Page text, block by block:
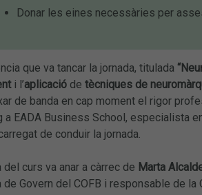
Donar les eines necessàries per
que va tancar la jornada, titulada
i l’aplicacióde tècniques de
de banda en cap moment el rigor
a EADA Business School, especialista
de conduir la jornada.
del curs va anar a càrrec de Marta
de Govern del COFB i responsable de